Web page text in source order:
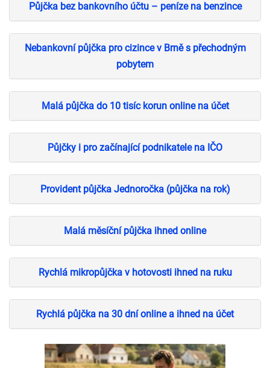
Půjčka bez bankovního účtu – peníze na benzince
Nebankovní půjčka pro cizince v Brně s přechodným
pobytem
Malá půjčka do 10 tisíc korun online na účet
Půjčky i pro začínající podnikatele na IČO
Provident půjčka Jednoročka (půjčka na rok)
Malá měsíční půjčka ihned online
Rychlá mikropůjčka v hotovosti ihned na ruku
Rychlá půjčka na 30 dní online a ihned na účet